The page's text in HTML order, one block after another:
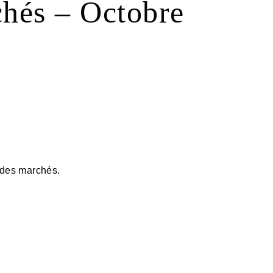
– Octobre
marchés.